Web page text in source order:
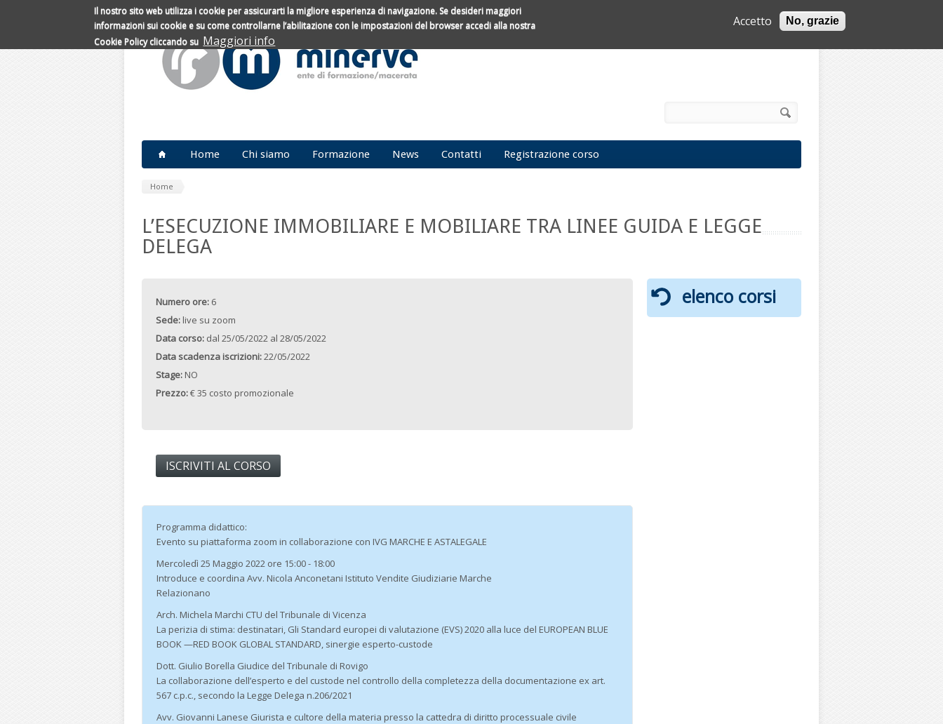
Il nostro sito web utilizza i cookie per assicurarti la migliore esperienza di navigazione. Se desideri maggiori
informazioni sui cookie e su come controllarne l’abilitazione con le impostazioni del browser accedi alla nostra
Cookie Policy cliccando su Maggiori info
Accetto No, grazie
Salta al contenuto principale
Home Chi siamo Formazione News Contatti Registrazione corso
Home
L’ESECUZIONE IMMOBILIARE E MOBILIARE TRA LINEE GUIDA E LEGGE
DELEGA
Numero ore: 6
Sede: live su zoom
Data corso: dal 25/05/2022 al 28/05/2022
Data scadenza iscrizioni:22/05/2022
Stage: NO
Prezzo:€ 35 costo promozionale
ISCRIVITI AL CORSO
Programma didattico:
Evento su piattaforma zoom in collaborazione con IVG MARCHE E ASTALEGALE
Mercoledì 25 Maggio 2022 ore 15:00 - 18:00
Introduce e coordina Avv. Nicola Anconetani Istituto Vendite Giudiziarie Marche
Relazionano
Arch. Michela Marchi CTU del Tribunale di Vicenza
La perizia di stima: destinatari, Gli Standard europei di valutazione (EVS) 2020 alla luce del EUROPEAN BLUE
BOOK —RED BOOK GLOBAL STANDARD, sinergie esperto-custode
Dott. Giulio Borella Giudice del Tribunale di Rovigo
La collaborazione dell’esperto e del custode nel controllo della completezza della documentazione ex art.
567 c.p.c., secondo la Legge Delega n.206/2021
Avv. Giovanni Lanese Giurista e cultore della materia presso la cattedra di diritto processuale civile
elenco corsi